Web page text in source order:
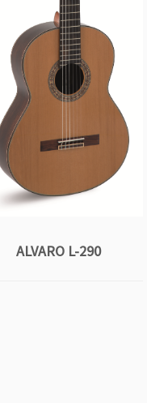
ALVARO L-290